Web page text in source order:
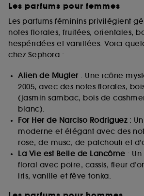
Les parfums pour femmes
Les parfums féminins privilégient
notes florales, fruitées, orientales,
hespéridées et vanillées. Voici
chez Sephora :
Alien de Mugler: Une icône
2005, avec des notes florales,
(jasmin sambac, bois de
blanc).
For Her de Narciso Rodriguez:
moderne et élégant avec des
rose, de musc, de patchouli et
La Vie est Belle de Lancôme :
floral avec poire, cassis, fleur
iris, vanille et fève tonka.